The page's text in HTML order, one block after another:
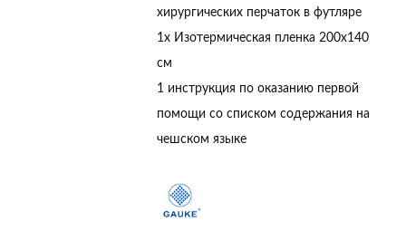
хирургических перчаток в футляре
1x Изотермическая пленка 200х140
см
1 инструкция по оказанию первой
помощи со списком содержания на
чешском языке